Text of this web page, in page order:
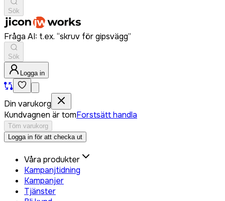
Sök
Fråga AI: t.ex. “skruv för gipsvägg”
Sök
Logga in
Din varukorg
Kundvagnen är tomForstsätt handla
Töm varukorg
Logga in för att checka ut
Våra produkter
Kampanjtidning
Kampanjer
Tjänster